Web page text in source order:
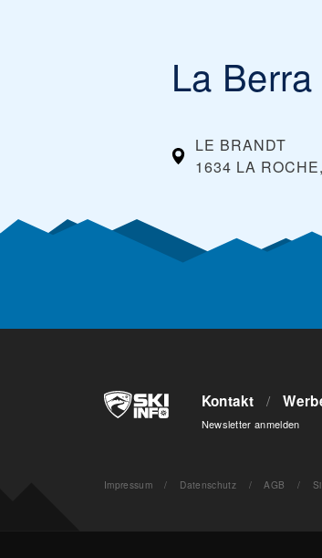
La
LE BRANDT
1634 LA
Kontakt /
Newsletter anmelden
Impressum / Datenschutz / AGB /